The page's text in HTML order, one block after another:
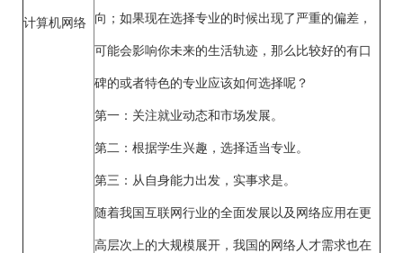
计算机网络 向；如果现在选择专业的时候出现了严重的偏差，
可能会影响你未来的生活轨迹，那么比较好的有口
碑的或者特色的专业应该如何选择呢？
第一：关注就业动态和市场发展。
第二：根据学生兴趣，选择适当专业。
第三：从自身能力出发，实事求是。
随着我国互联网行业的全面发展以及网络应用在更
高层次上的大规模展开，我国的网络人才需求也在